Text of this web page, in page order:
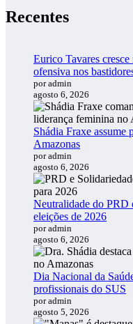
Recentes
Eurico Tavares cresce
ofensiva nos
por admin
agosto 6, 2026
Shádia Fraxe
Amazonas
por admin
agosto 6, 2026
Neutralidade do PRD
eleições de 2026
por admin
agosto 6, 2026
Dia Nacional da
profissionais do SUS
por admin
agosto 5, 2026